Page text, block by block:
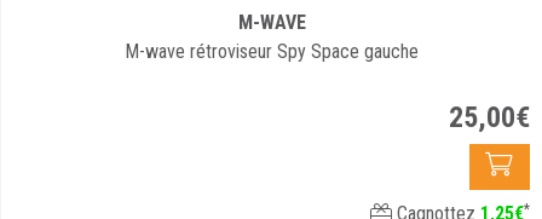
M-WAVE
M-wave rétroviseur Spy Space gauche
25,00€
Cagnottez 1,25€*